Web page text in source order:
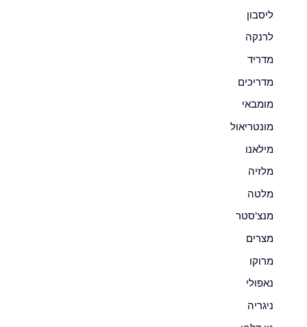
ליסבון
לרנקה
מדריד
מדריכים
מומבאי
מונטריאול
מילאנו
מלזיה
מלטה
מנצ'סטר
מצרים
מרוקו
נאפולי
ניגריה